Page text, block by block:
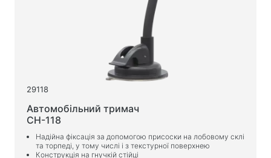
29118
Автомобільний тримач
CH-118
Надійна фіксація за допомогою присоски на лобовому склі
та торпеді, у тому числі і з текстурної поверхнею
Конструкція на гнучкій стійці